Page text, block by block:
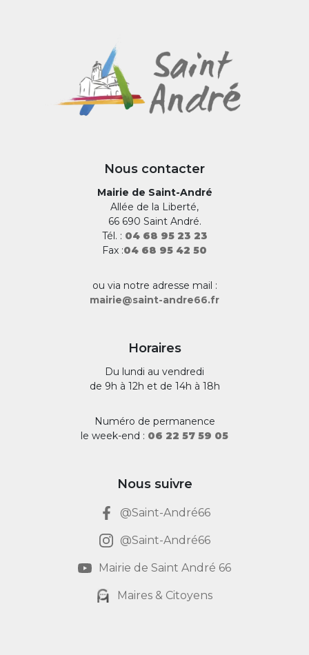
Nous contacter
Mairie de Saint-André
Allée de la Liberté,
66 690 Saint André.
Tél. : 04 68 95 23 23
Fax :04 68 95 42 50
ou via notre adresse mail :
mairie@saint-andre66.fr
Horaires
Du lundi au vendredi
de 9h à 12h et de 14h à 18h
Numéro de permanence
le week-end : 06 22 57 59 05
Nous suivre
@Saint-André66
@Saint-André66
Mairie de Saint André 66
Maires & Citoyens